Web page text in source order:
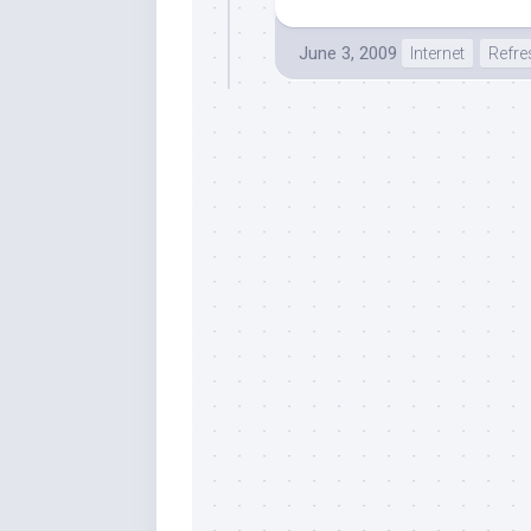
June 3, 2009 Internet